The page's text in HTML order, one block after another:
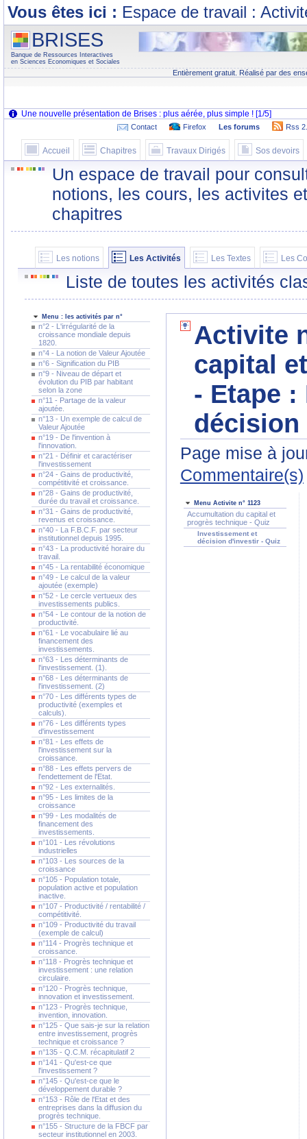
Vous êtes ici : Espace de travail :
BRISES
Banque de Ressources Interactives
en Sciences Economiques et Sociales
Entièrement gratuit. Réalisé par des
Contact Firefox Les forums Rss
Accueil Chapitres Travaux Dirigés Sos devoirs
Un espace de travail pour
notions, les cours, les activites
chapitres
Les notions Les Activités Les Textes Les
Liste de toutes les activités
Menu : les activités par n°
n°2 - L'irrégularité de la
croissance mondiale depuis
1820.
n°4 - La notion de Valeur Ajoutée
n°6 - Signification du PIB
n°9 - Niveau de départ et
évolution du PIB par habitant
selon la zone
n°11 - Partage de la valeur
ajoutée.
n°13 - Un exemple de calcul de
Valeur Ajoutée
n°19 - De l'invention à
l'innovation.
n°21 - Définir et caractériser
l'investissement
n°24 - Gains de productivité,
compétitivité et croissance.
n°28 - Gains de productivité,
durée du travail et croissance.
n°31 - Gains de productivité,
revenus et croissance.
n°40 - La F.B.C.F. par secteur
institutionnel depuis 1995.
n°43 - La productivité horaire du
travail.
n°45 - La rentabilité économique
n°49 - Le calcul de la valeur
ajoutée (exemple)
n°52 - Le cercle vertueux des
investissements publics.
n°54 - Le contour de la notion de
productivité.
n°61 - Le vocabulaire lié au
financement des
investissements.
n°63 - Les déterminants de
l'investissement. (1).
n°68 - Les déterminants de
l'investissement. (2)
n°70 - Les différents types de
productivité (exemples et
calculs).
n°76 - Les différents types
d'investissement
n°81 - Les effets de
l'investissement sur la
croissance.
n°88 - Les effets pervers de
l'endettement de l'Etat.
n°92 - Les externalités.
n°95 - Les limites de la
croissance
n°99 - Les modalités de
financement des
investissements.
n°101 - Les révolutions
industrielles
n°103 - Les sources de la
croissance
n°105 - Population totale,
population active et population
inactive.
n°107 - Productivité / rentabilité /
compétitivité.
n°109 - Productivité du travail
(exemple de calcul)
n°114 - Progrès technique et
croissance.
n°118 - Progrès technique et
investissement : une relation
circulaire.
n°120 - Progrès technique,
innovation et investissement.
n°123 - Progrès technique,
invention, innovation.
n°125 - Que sais-je sur la relation
entre investissement, progrès
technique et croissance ?
n°135 - Q.C.M. récapitulatif 2
n°141 - Qu'est-ce que
l'investissement ?
n°145 - Qu'est-ce que le
développement durable ?
n°153 - Rôle de l'Etat et des
entreprises dans la diffusion du
progrès technique.
n°155 - Structure de la FBCF par
secteur institutionnel en 2003.
Activite
capital
- Etape :
décision
Page mise à
Commentaire(s)
Menu Activite n° 1123
Accumultation du capital et
progrès technique - Quiz
Investissement et
décision d'investir - Quiz